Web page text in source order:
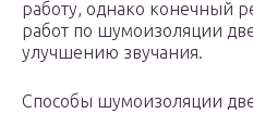
работу, однако конечный
работ по шумоизоляции
улучшению звучания.
Способы шумоизоляции